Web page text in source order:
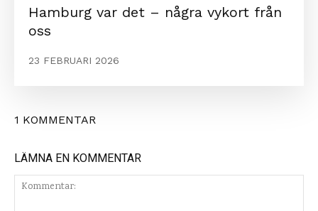
Hamburg var det – några vykort från
oss
23 FEBRUARI 2026
1 KOMMENTAR
LÄMNA EN KOMMENTAR